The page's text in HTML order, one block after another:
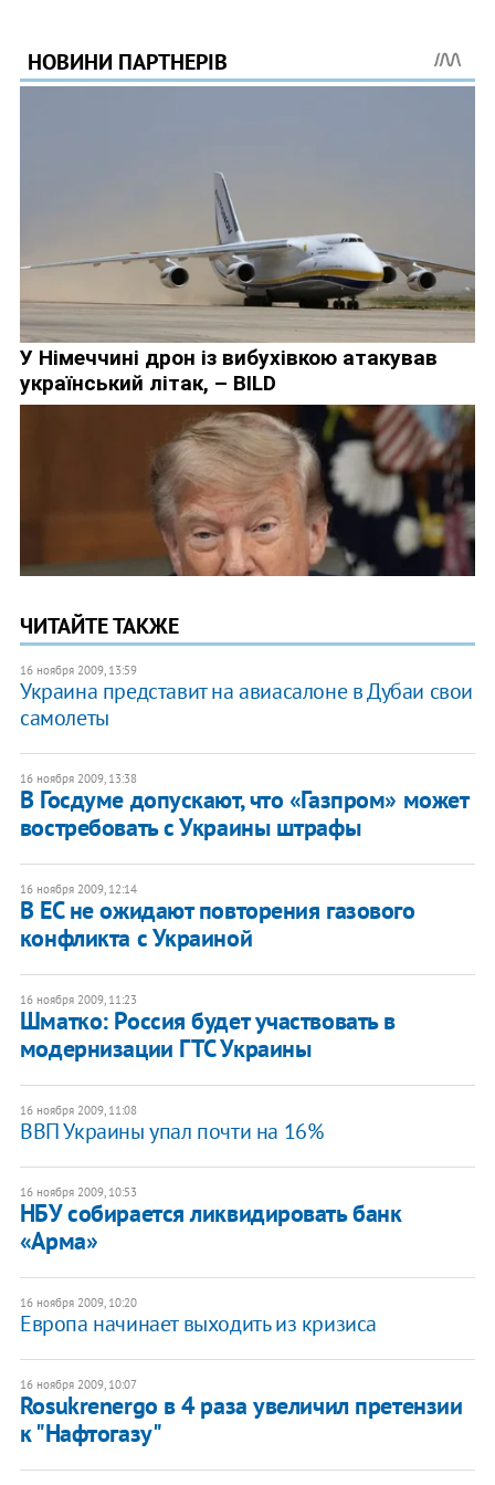
ЧИТАЙТЕ ТАКЖЕ
16 ноября 2009, 13:59
Украина представит на авиасалоне в Дубаи свои
самолеты
16 ноября 2009, 13:38
В Госдуме допускают, что «Газпром» может
востребовать с Украины штрафы
16 ноября 2009, 12:14
В ЕС не ожидают повторения газового
конфликта с Украиной
16 ноября 2009, 11:23
Шматко: Россия будет участвовать в
модернизации ГТС Украины
16 ноября 2009, 11:08
ВВП Украины упал почти на 16%
16 ноября 2009, 10:53
НБУ собирается ликвидировать банк
«Арма»
16 ноября 2009, 10:20
Европа начинает выходить из кризиса
16 ноября 2009, 10:07
Rosukrenergo в 4 раза увеличил претензии
к "Нафтогазу"